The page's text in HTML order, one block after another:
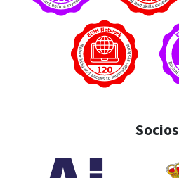
Socios